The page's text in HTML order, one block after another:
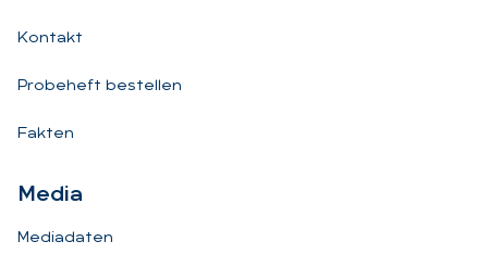
Kontakt
Probeheft bestellen
Fakten
Me­dia
Mediadaten